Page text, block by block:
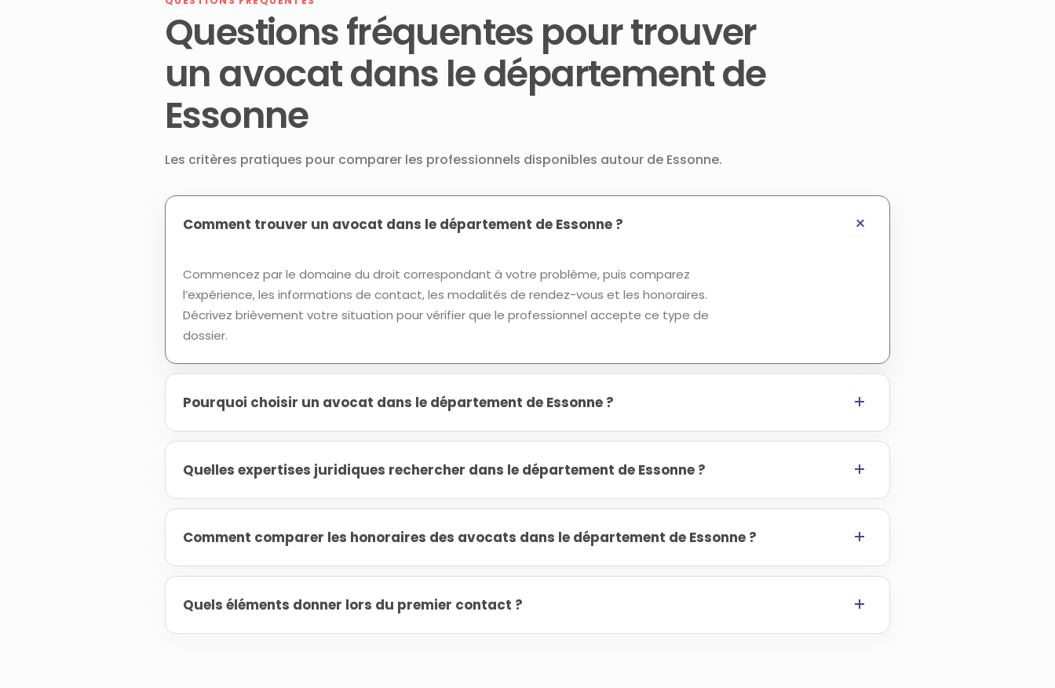
Questions fréquentes pour trouver
un avocat dans le département de
Essonne
Les critères pratiques pour comparer les professionnels disponibles autour de Essonne.
Comment trouver un avocat dans le département de Essonne ?
Commencez par le domaine du droit correspondant à votre problème, puis comparez
l’expérience, les informations de contact, les modalités de rendez-vous et les honoraires.
Décrivez brièvement votre situation pour vérifier que le professionnel accepte ce type de
dossier.
Pourquoi choisir un avocat dans le département de Essonne ?
Quelles expertises juridiques rechercher dans le département de Essonne ?
Comment comparer les honoraires des avocats dans le département de Essonne ?
Quels éléments donner lors du premier contact ?